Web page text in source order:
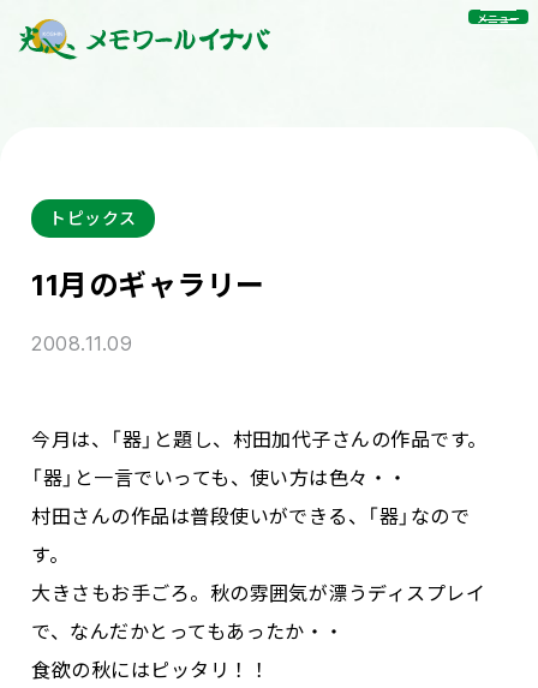
メニュー
トピックス
11月のギャラリー
2008.11.09
今月は、「器」と題し、村田加代子さんの作品です。
「器」と一言でいっても、使い方は色々・・
村田さんの作品は普段使いができる、「器」なので
す。
大きさもお手ごろ。秋の雰囲気が漂うディスプレイ
で、なんだかとってもあったか・・
食欲の秋にはピッタリ！！